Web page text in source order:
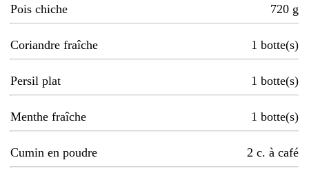
Pois chiche
720 g
Coriandre fraîche 1 botte(s)
Persil plat 1 botte(s)
Menthe fraîche 1 botte(s)
Cumin en poudre 2 c. à café